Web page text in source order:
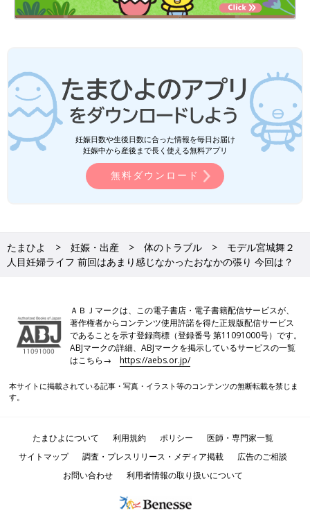
妊娠日数や生後日数に合った情報を毎日お届け
妊娠中から産後まで長く使える無料アプリ
無料ダウンロード
たまひよ 妊娠・出産 体のトラブル
モデル宮城舞２
人目妊婦ライフ 前回はあまり感じなかったおなかの張り 今回は？
ＡＢＪマークは、この電子書店・電子書籍配信サービスが、
著作権者からコンテンツ使用許諾を得た正規版配信サービス
であることを示す登録商標（登録番号 第11091000号）です。
ABJマークの詳細、ABJマークを掲示しているサービスの一覧
はこちら→https://aebs.or.jp/
本サイトに掲載されている記事・写真・イラスト等のコンテンツの無断転載を禁じま
す。
たまひよについて 利用規約 ポリシー
医師・専門家一覧
サイトマップ
調査・プレスリリース・メディア掲載
広告のご相談
お問い合わせ
利用者情報の取り扱いについて